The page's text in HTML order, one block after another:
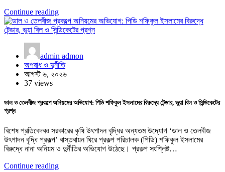
Continue reading
admin admon
অপরাধ ও দুর্নীতি
আগস্ট ৬, ২০২৬
37 views
ডাল ও তেলবীজ প্রকল্পে অনিয়মের অভিযোগ: পিডি শফিকুল ইসলামের বিরুদ্ধে টেন্ডার, ভুয়া বিল ও সিন্ডিকেটের
প্রশ্ন
বিশেষ প্রতিবেদকঃ সরকারের কৃষি উৎপাদন বৃদ্ধির অন্যতম উদ্যোগ ‘ডাল ও তেলবীজ
উৎপাদন বৃদ্ধি প্রকল্প’ বাস্তবায়ন ঘিরে প্রকল্প পরিচালক (পিডি) শফিকুল ইসলামের
বিরুদ্ধে নানা অনিয়ম ও দুর্নীতির অভিযোগ উঠেছে। প্রকল্প সংশ্লিষ্ট…
Continue reading